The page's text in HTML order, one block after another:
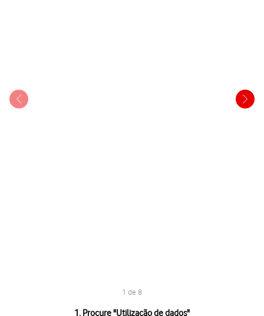
1 de 8
1. Procure "Utilização de dados"